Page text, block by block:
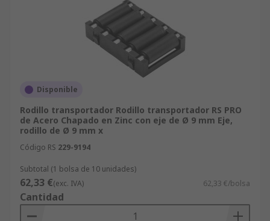
Disponible
Rodillo transportador Rodillo transportador RS PRO
de Acero Chapado en Zinc con eje de Ø 9 mm Eje,
rodillo de Ø 9 mm x
Código RS 229-9194
Subtotal (1 bolsa de 10 unidades)
62,33 €(exc. IVA) 62,33 €/bolsa
Cantidad